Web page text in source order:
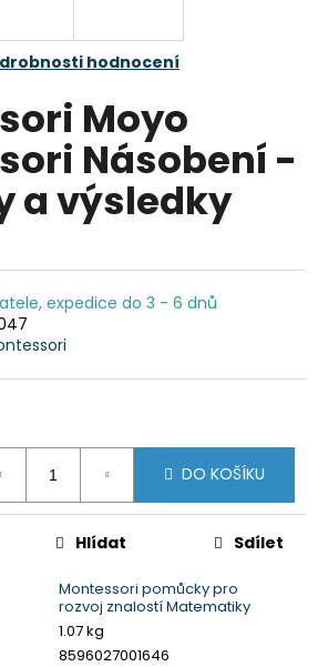
hodnocení
Moyo
Násobení -
a výsledky
expedice do 3 - 6 dnů
DO KOŠÍKU
Montessori pomůcky pro
rozvoj znalostí Matematiky
1.07 kg
8596027001646
Hlídat Sdílet